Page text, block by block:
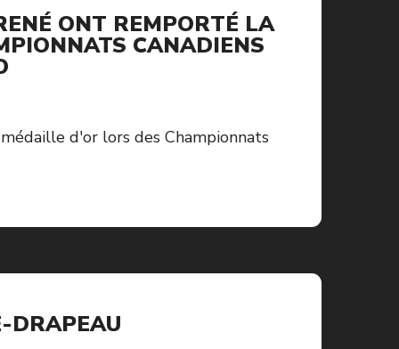
ONT REMPORTÉ LA
CANADIENS
d'or lors des Championnats
DRAPEAU